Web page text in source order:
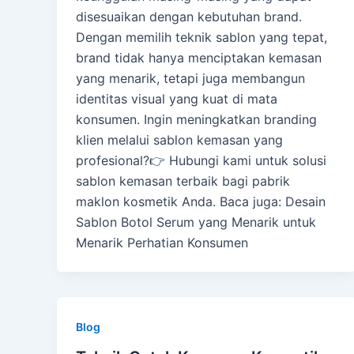
disesuaikan dengan kebutuhan brand.
Dengan memilih teknik sablon yang tepat,
brand tidak hanya menciptakan kemasan
yang menarik, tetapi juga membangun
identitas visual yang kuat di mata
konsumen. Ingin meningkatkan branding
klien melalui sablon kemasan yang
profesional?👉 Hubungi kami untuk solusi
sablon kemasan terbaik bagi pabrik
maklon kosmetik Anda. Baca juga: Desain
Sablon Botol Serum yang Menarik untuk
Menarik Perhatian Konsumen
Blog